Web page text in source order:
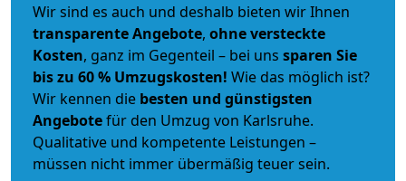
Wir sind es auch und deshalb bieten wir Ihnen
transparente Angebote, ohne versteckte
Kosten, ganz im Gegenteil – bei uns sparen Sie
bis zu 60 % Umzugskosten! Wie das möglich ist?
Wir kennen die besten und günstigsten
Angebotefür den Umzug von Karlsruhe.
Qualitative und kompetente Leistungen –
müssen nicht immer übermäßig teuer sein.